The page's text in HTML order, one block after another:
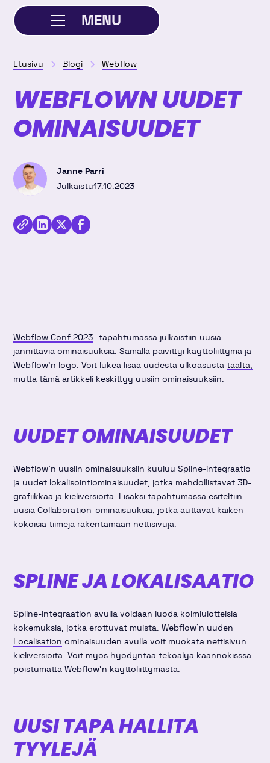
MENU
Etusivu Blogi Webflow
WEBFLOWN UUDET
OMINAISUUDET
Janne Parri
Julkaistu17.10.2023
KopioiJaa
Jaa
kirjoitus
Jaa
Webflow Conf 2023 -tapahtumassa julkaistiin uusia
jännittäviä ominaisuuksia. Samalla päivittyi käyttöliittymä ja
Webflow'n logo. Voit lukea lisää uudesta ulkoasustatäältä,
mutta tämä artikkeli keskittyy uusiin ominaisuuksiin.
UUDET OMINAISUUDET
Webflow'n uusiin ominaisuuksiin kuuluu Spline-integraatio
ja uudet lokalisointiominaisuudet, jotka mahdollistavat 3D-
grafiikkaa ja kieliversioita. Lisäksi tapahtumassa esiteltiin
uusia Collaboration-ominaisuuksia, jotka auttavat kaiken
kokoisia tiimejä rakentamaan nettisivuja.
SPLINE JA LOKALISAATIO
Spline-integraation avulla voidaan luoda kolmiulotteisia
kokemuksia, jotka erottuvat muista. Webflow'n uuden
Localisation ominaisuuden avulla voit muokata nettisivun
kieliversioita. Voit myös hyödyntää tekoälyä käännökisssä
poistumatta Webflow'n käyttöliittymästä.
UUSI TAPA HALLITA
TYYLEJÄ